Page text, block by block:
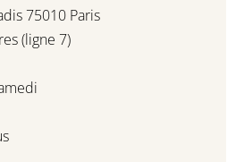
75010 Paris
(ligne 7)